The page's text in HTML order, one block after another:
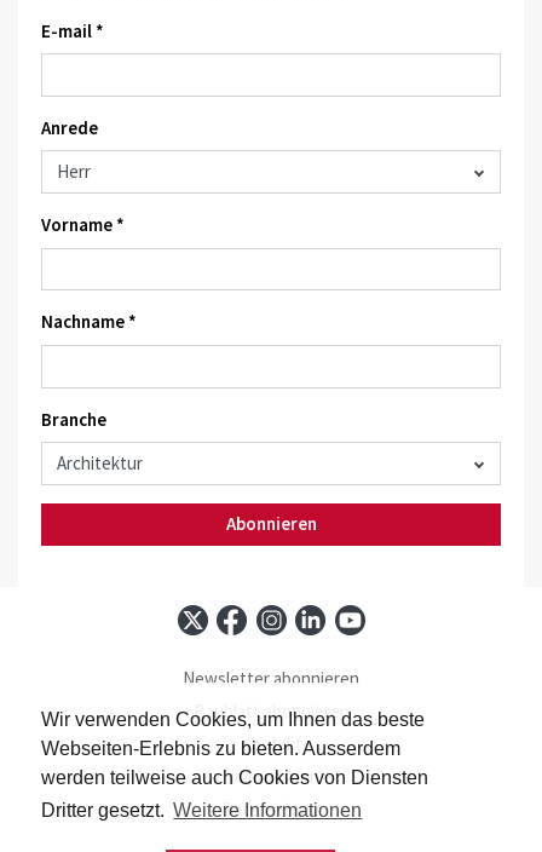
Wir verwenden Cookies, um Ihnen das beste
Webseiten-Erlebnis zu bieten. Ausserdem
werden teilweise auch Cookies von Diensten
Dritter gesetzt. Weitere Informationen
E-mail *
Anrede
Vorname *
Nachname *
Branche
Abonnieren
Newsletter abonnieren
Baublatt abonnieren
Kontakt
Impressum
Datenschutz